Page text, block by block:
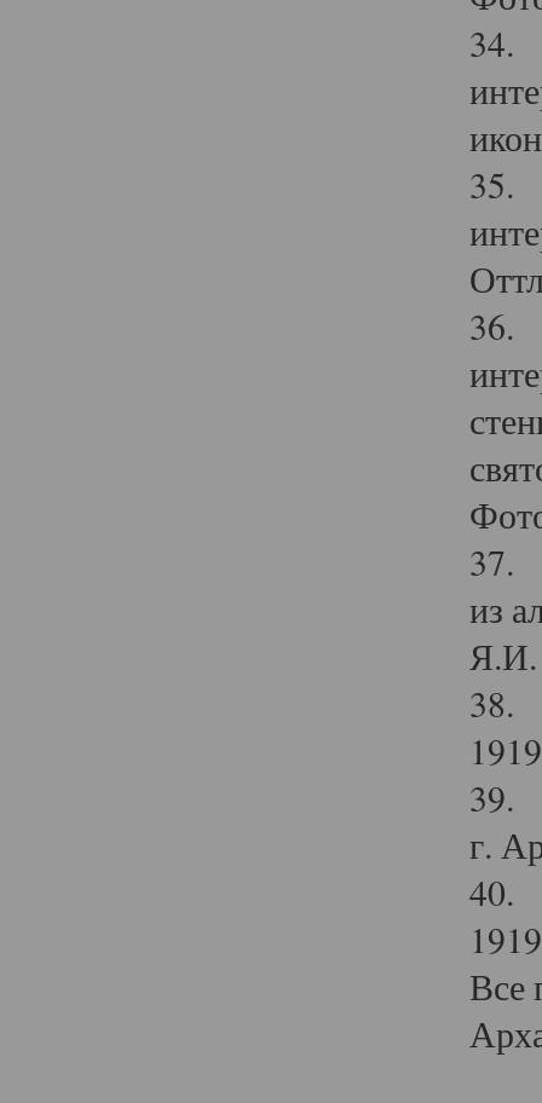
34.
35.
36.
37.
из
Я.И.
38.
39.
г.
40.
Все